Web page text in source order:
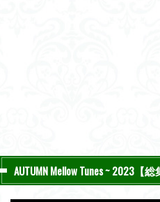
AUTUMN Mellow Tunes ~ 2023【総